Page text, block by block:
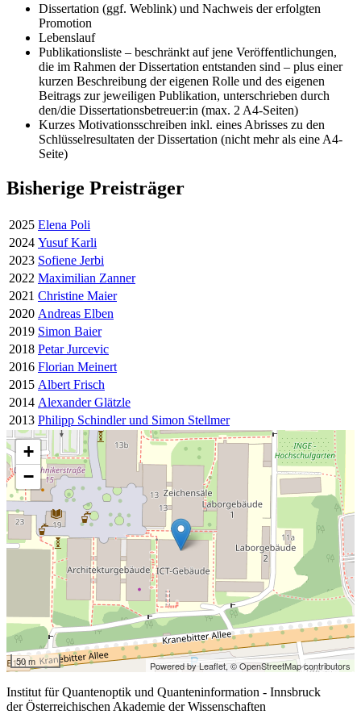
Dissertation (ggf. Weblink) und Nachweis der erfolgten
Promotion
Lebenslauf
Publikationsliste – beschränkt auf jene Veröffentlichungen,
die im Rahmen der Dissertation entstanden sind – plus einer
kurzen Beschreibung der eigenen Rolle und des eigenen
Beitrags zur jeweiligen Publikation, unterschrieben durch
den/die Dissertationsbetreuer:in (max. 2 A4-Seiten)
Kurzes Motivationsschreiben inkl. eines Abrisses zu den
Schlüsselresultaten der Dissertation (nicht mehr als eine A4-
Seite)
Bisherige Preisträger
2025 Elena Poli
2024 Yusuf Karli
2023 Sofiene Jerbi
2022 Maximilian Zanner
2021 Christine Maier
2020 Andreas Elben
2019 Simon Baier
2018 Petar Jurcevic
2016 Florian Meinert
2015 Albert Frisch
2014 Alexander Glätzle
2013 Philipp Schindler und Simon Stellmer
+
−
50 m Powered by Leaflet,© OpenStreetMap contributors
Institut für Quantenoptik und Quanteninformation - Innsbruck
der Österreichischen Akademie der Wissenschaften